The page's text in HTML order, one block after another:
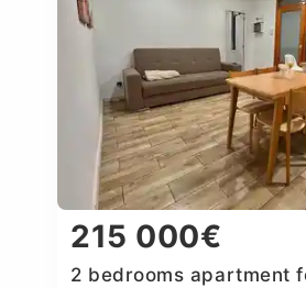
215 000€
2 bedrooms apartment